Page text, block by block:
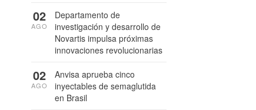
Departamento de
investigación y desarrollo de
Novartis impulsa próximas
innovaciones revolucionarias
02
AGO
Anvisa aprueba cinco
inyectables de semaglutida
en Brasil
02
AGO